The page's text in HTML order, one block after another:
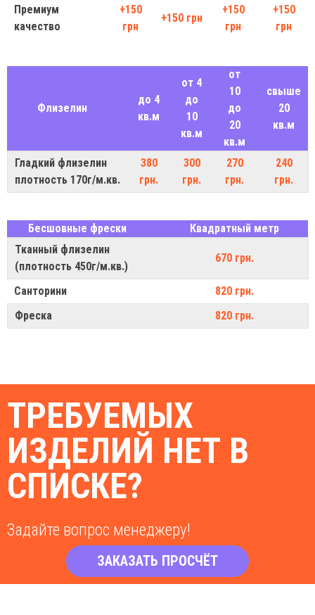
Премиум
качество
+150
грн
+150 грн
+150
грн
+150
грн
Флизелин
до 4
кв.м
от 4
до
10
кв.м
от
10
до
20
кв.м
свыше
20
кв.м
Гладкий флизелин
плотность 170г/м.кв.
380
грн.
300
грн.
270
грн.
240
грн.
Бесшовные фрески
Квадратный метр
Тканный флизелин
(плотность 450г/м.кв.)
670 грн.
Санторини
820 грн.
Фреска
820 грн.
ТРЕБУЕМЫХ
ИЗДЕЛИЙ НЕТ В
СПИСКЕ?
Задайте вопрос менеджеру!
ЗАКАЗАТЬ ПРОСЧЁТ